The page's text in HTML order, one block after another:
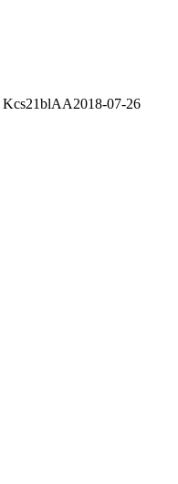
Kcs21blAA2018-07-26